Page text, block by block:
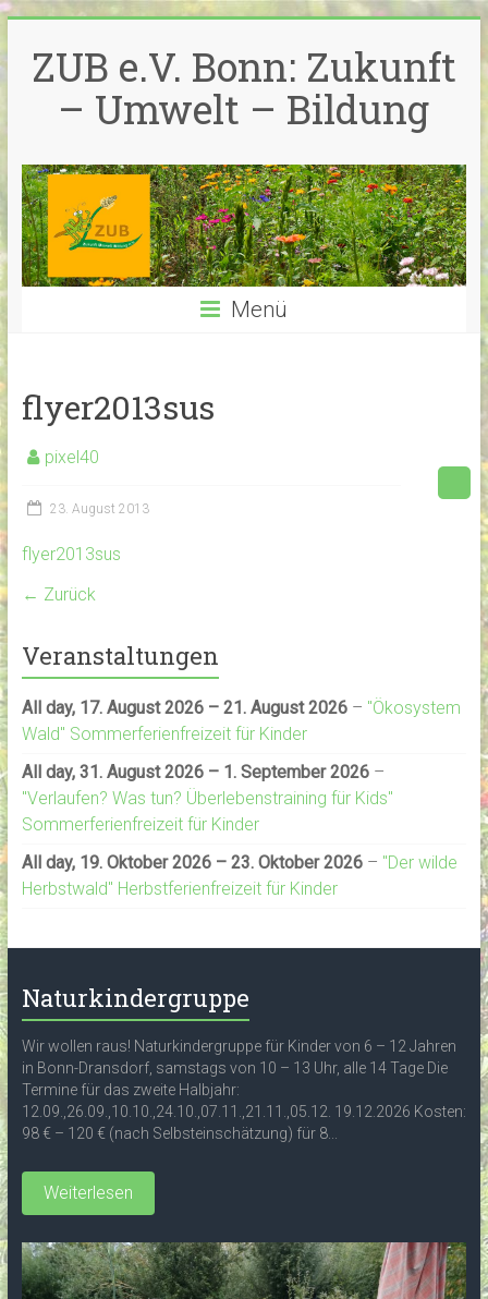
Inhalt
springen
ZUB e.V. Bonn: Zukunft
– Umwelt – Bildung
Menü
flyer2013sus
pixel40
23. August 2013
flyer2013sus
← Zurück
Veranstaltungen
All day, 17. August 2026 – 21. August 2026– "Ökosystem
Wald" Sommerferienfreizeit für Kinder
All day, 31. August 2026 – 1. September 2026–
"Verlaufen? Was tun? Überlebenstraining für Kids"
Sommerferienfreizeit für Kinder
All day, 19. Oktober 2026 – 23. Oktober 2026– "Der wilde
Herbstwald" Herbstferienfreizeit für Kinder
Naturkindergruppe
Wir wollen raus! Naturkindergruppe für Kinder von 6 – 12 Jahren
in Bonn-Dransdorf, samstags von 10 – 13 Uhr, alle 14 Tage Die
Termine für das zweite Halbjahr:
12.09.,26.09.,10.10.,24.10.,07.11.,21.11.,05.12. 19.12.2026 Kosten:
98 € – 120 € (nach Selbsteinschätzung) für 8...
Weiterlesen